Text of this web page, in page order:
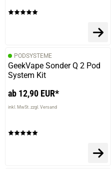
PODSYSTEME
GeekVape Sonder Q 2 Pod
System Kit
ab 12,90 EUR*
inkl. MwSt. zzgl. Versand